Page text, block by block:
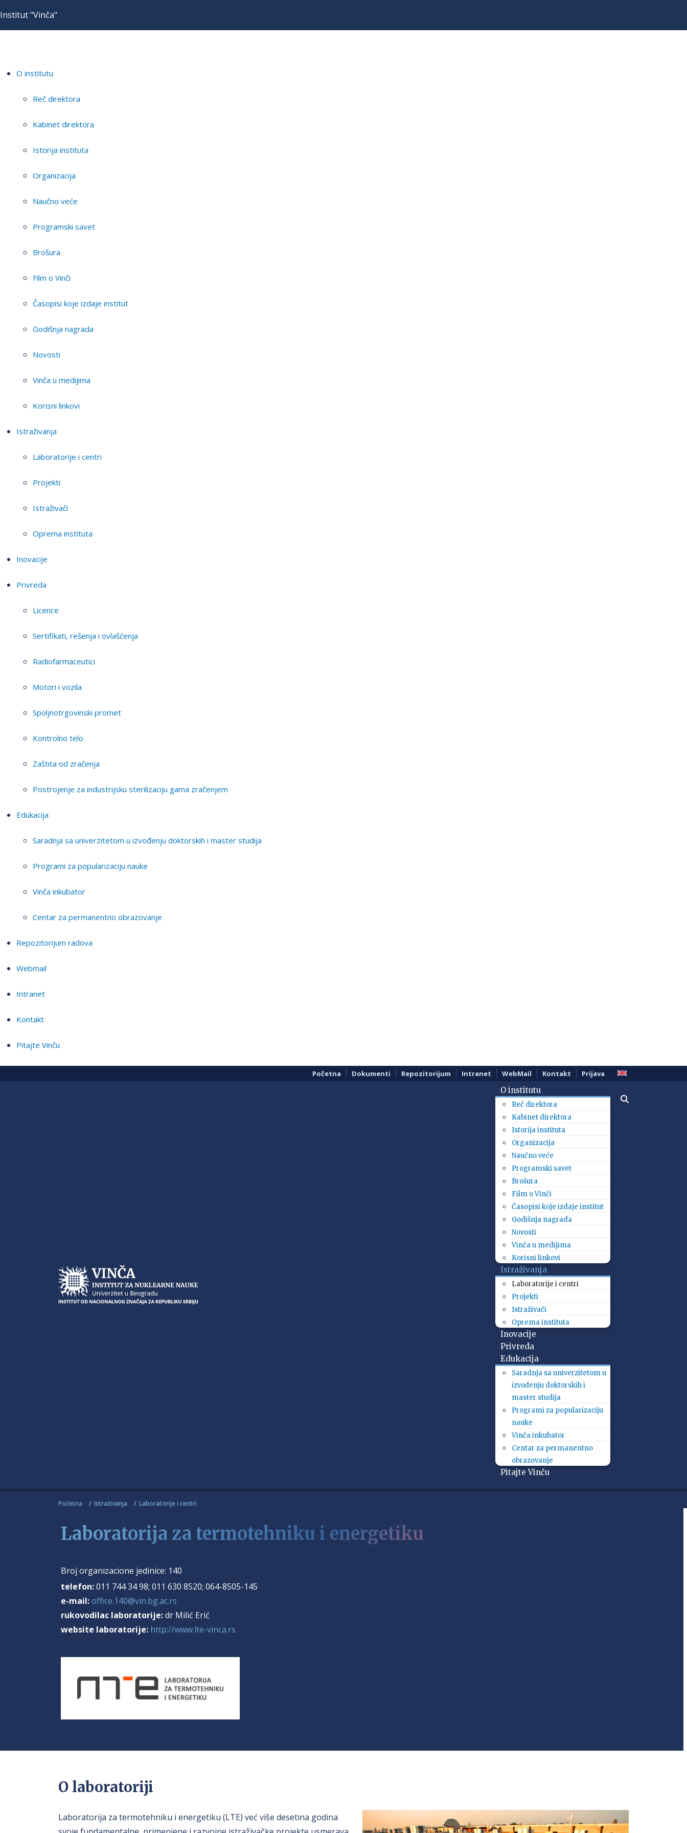
Institut "Vinča"
O institutu
Reč direktora
Kabinet direktora
Istorija instituta
Organizacija
Naučno veće
Programski savet
Brošura
Film o Vinči
Časopisi koje izdaje institut
Godišnja nagrada
Novosti
Vinča u medijima
Korisni linkovi
Istraživanja
Laboratorije i centri
Projekti
Istraživači
Oprema instituta
Inovacije
Privreda
Licence
Sertifikati, rešenja i ovlašćenja
Radiofarmaceutici
Motori i vozila
Spoljnotrgovinski promet
Kontrolno telo
Zaštita od zračenja
Postrojenje za industrijsku sterilizaciju gama zračenjem
Edukacija
Saradnja sa univerzitetom u izvođenju doktorskih i master studija
Programi za popularizaciju nauke
Vinča inkubator
Centar za permanentno obrazovanje
Repozitorijum radova
Webmail
Intranet
Kontakt
Pitajte Vinču
Početna Dokumenti Repozitorijum Intranet WebMail Kontakt Prijava
O institutu
Reč direktora
Kabinet direktora
Istorija instituta
Organizacija
Naučno veće
Programski savet
Brošura
Film o Vinči
Časopisi koje izdaje institut
Godišnja nagrada
Novosti
Vinča u medijima
Korisni linkovi
Istraživanja
Laboratorije i centri
Projekti
Istraživači
Oprema instituta
Inovacije
Privreda
Edukacija
Saradnja sa univerzitetom u
izvođenju doktorskih i
master studija
Programi za popularizaciju
nauke
Vinča inkubator
Centar za permanentno
obrazovanje
Pitajte Vinču
Početna Istraživanja Laboratorije i centri
Laboratorija za termotehniku i energetiku
Broj organizacione jedinice: 140
telefon:011 744 34 98; 011 630 8520; 064-8505-145
e-mail:office.140@vin.bg.ac.rs
rukovodilac laboratorije:dr Milić Erić
website laboratorije: http://www.lte-vinca.rs
O laboratoriji
Laboratorija za termotehniku i energetiku (LTE) već više desetina godina